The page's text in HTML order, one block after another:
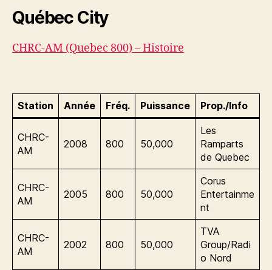
Québec City
CHRC-AM (Quebec 800) – Histoire
Station Année Fréq. Puissance Prop./Info
CHRC-
AM
2008 800 50,000
Les
Ramparts
de Quebec
CHRC-
AM
2005 800 50,000
Corus
Entertainme
nt
CHRC-
AM
2002 800 50,000
TVA
Group/Radi
o Nord